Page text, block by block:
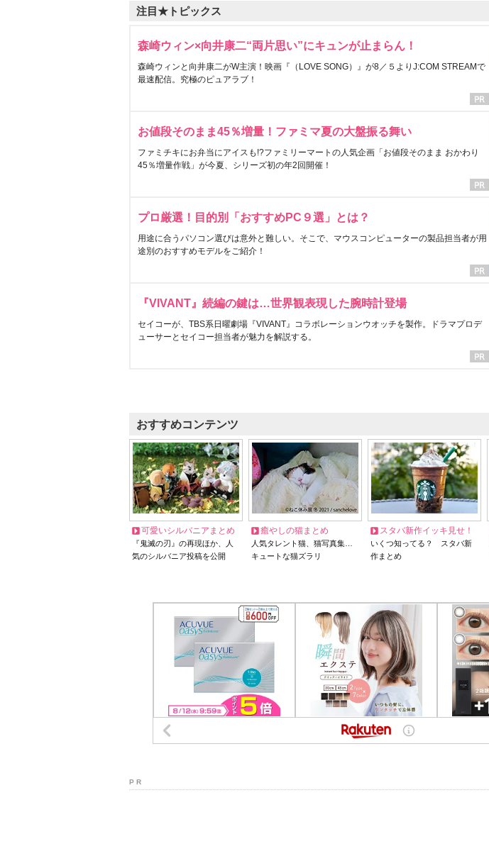
注目★トピックス
森崎ウィン×向井康二“両片思い”にキュンが止まらん！
森崎ウィンと向井康二がW主演！映画『（LOVE SONG）』が8／５よりJ:COM STREAMで
最速配信。究極のピュアラブ！
お値段そのまま45％増量！ファミマ夏の大盤振る舞い
ファミチキにお弁当にアイスも!?ファミリーマートの人気企画「お値段そのまま おかわり
45％増量作戦」が今夏、シリーズ初の年2回開催！
プロ厳選！目的別「おすすめPC９選」とは？
用途に合うパソコン選びは意外と難しい。そこで、マウスコンピューターの製品担当者が用
途別のおすすめモデルをご紹介！
『VIVANT』続編の鍵は…世界観表現した腕時計登場
セイコーが、TBS系日曜劇場『VIVANT』コラボレーションウオッチを製作。ドラマプロデ
ューサーとセイコー担当者が魅力を解説する。
おすすめコンテンツ
可愛いシルバニアまとめ
『鬼滅の刃』の再現ほか、人
気のシルバニア投稿を公開
癒やしの猫まとめ
人気タレント猫、猫写真集…
キュートな猫ズラリ
スタバ新作イッキ見せ！
いくつ知ってる？ スタバ新
作まとめ
P R